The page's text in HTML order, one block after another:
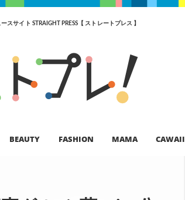
ースサイト STRAIGHT PRESS【 ストレートプレス 】
BEAUTY FASHION MAMA CAWAII